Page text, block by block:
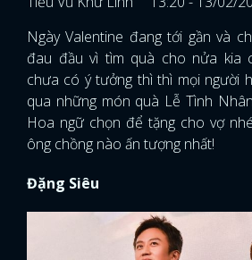
Ngày Valentine đang tới gần và
đau đầu vì tìm quà cho nửa kia
chưa có ý tưởng thì thì mọi người
qua những món quà Lễ Tình
Hoa ngữ chọn để tặng cho vợ
ông chồng nào ấn tượng nhất!
Đặng Siêu